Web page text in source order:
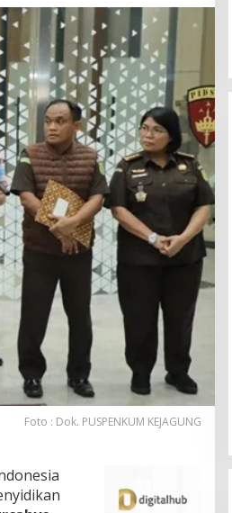
Foto : Dok. PUSPENKUM KEJAGUNG